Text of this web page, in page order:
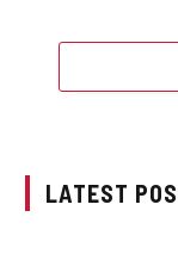
LATEST